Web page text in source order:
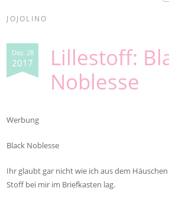
JOJOLINO
Dez. 28
2017
Lillestoff:
Noblesse
Werbung
Black Noblesse
Ihr glaubt gar nicht wie ich aus dem
Stoff bei mir im Briefkasten lag.